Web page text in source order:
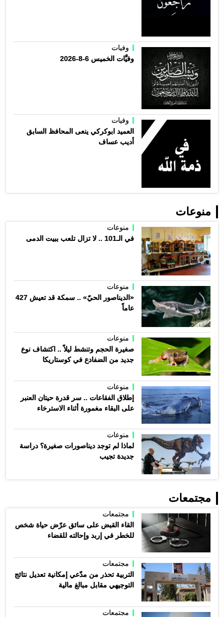
وفيات
وفيَّات الخميس 6-8-2026
وفيات
العميد ابوكركي ينعى المحافظ السابق
أديب عساف
منوعات
منوعات
في الـ101 .. لا تزال تلعب ببيت الدمى
منوعات
«الديناصور الحيّ» .. سمكة قد تعيش 427
عاماً
منوعات
صغيرة الحجم وتنشط ليلاً .. اكتشاف نوع
جديد من الضفادع في كوستاريكا
منوعات
إطلاق الفقاعات .. سر قدرة حيتان العنبر
على البقاء مغمورة أثناء الاسترخاء
منوعات
لماذا لم توجد ديناصورات صغيرة؟ دراسة
جديدة تجيب
مجتمعات
مجتمعات
القاء القبض على سائق عرّض حياة شخص
للخطر في إربد وإحالته للقضاء
مجتمعات
التربية تحذر من مدّعي إمكانية تعديل نتائج
التوجيهي مقابل مبالغ مالية
مجتمعات